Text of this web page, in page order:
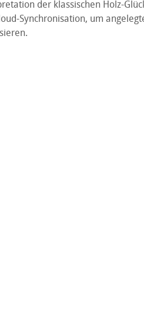
der klassischen Holz-
Synchronisation, um